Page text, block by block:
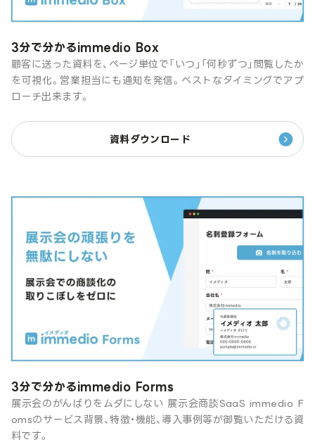
3分で分かるimmedio Box
顧客に送った資料を、ページ単位で「いつ」「何秒ずつ」閲覧したか
を可視化。営業担当にも通知を発信。ベストなタイミングでアプ
ローチ出来ます。
資料ダウンロード
3分で分かるimmedio Forms
展示会のがんばりをムダにしない 展示会商談SaaS immedio F
omsのサービス背景、特徴・機能、導入事例等が御覧いただける資
料です。